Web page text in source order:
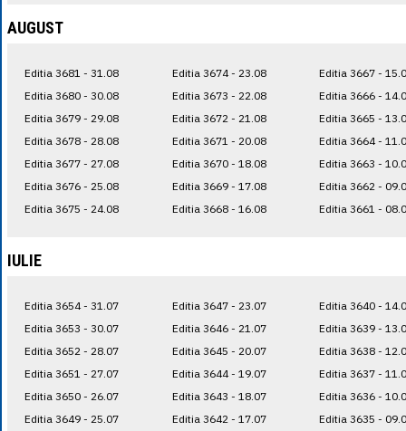
AUGUST
Editia 3681 - 31.08
Editia 3680 - 30.08
Editia 3679 - 29.08
Editia 3678 - 28.08
Editia 3677 - 27.08
Editia 3676 - 25.08
Editia 3675 - 24.08
Editia 3674 - 23.08
Editia 3673 - 22.08
Editia 3672 - 21.08
Editia 3671 - 20.08
Editia 3670 - 18.08
Editia 3669 - 17.08
Editia 3668 - 16.08
Editia 3667 -
Editia 3666 -
Editia 3665 -
Editia 3664 -
Editia 3663 -
Editia 3662 -
Editia 3661 -
IULIE
Editia 3654 - 31.07
Editia 3653 - 30.07
Editia 3652 - 28.07
Editia 3651 - 27.07
Editia 3650 - 26.07
Editia 3649 - 25.07
Editia 3647 - 23.07
Editia 3646 - 21.07
Editia 3645 - 20.07
Editia 3644 - 19.07
Editia 3643 - 18.07
Editia 3642 - 17.07
Editia 3640 -
Editia 3639 -
Editia 3638 -
Editia 3637 -
Editia 3636 -
Editia 3635 -